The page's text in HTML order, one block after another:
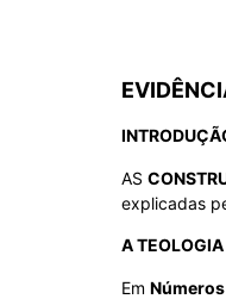
AS
explicadas
A
Em Números